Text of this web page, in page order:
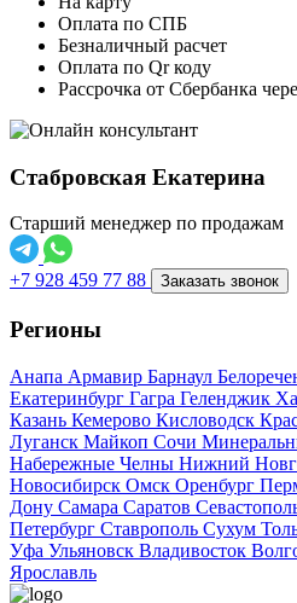
Оплата по СПБ
Безналичный расчет
Оплата по Qr коду
Рассрочка от Сбербанка
Стабровская Екатерина
Старший менеджер по продажам
+7 928 459 77 88 Заказать звонок
Регионы
Анапа Армавир Барнаул
Екатеринбург Гагра Геленджик
Казань Кемерово Кисловодск
Луганск Майкоп Сочи
Набережные Челны Нижний
Новосибирск Омск Оренбург
Дону Самара Саратов
Петербург Ставрополь Сухум
Уфа Ульяновск Владивосток
Ярославль